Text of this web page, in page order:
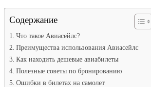
Содержание
Что такое Авиасейлс?
Преимущества использования Авиасейлс
Как находить дешевые авиабилеты
Полезные советы по бронированию
Ошибки в билетах на самолет